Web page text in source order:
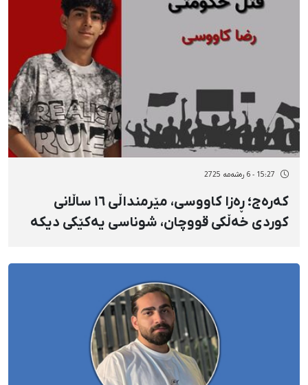
15:27 - 6 رەشەمه 2725
کەرەج؛ ڕەزا کاووسی، مێرمنداڵی ١٦ ساڵانی
کوردی خەڵکی قووچان، شوناسی یەکێکی دیکە